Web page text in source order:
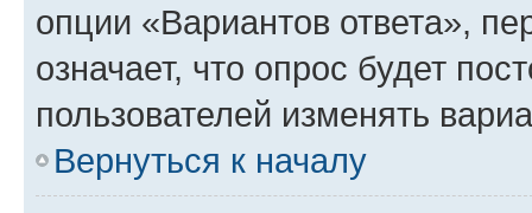
опции «Вариантов ответа»,
означает, что опрос будет
пользователей изменять
Вернуться к началу